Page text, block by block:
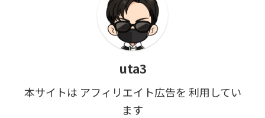
uta3
本サイトは アフィリエイト広告を 利用してい
ます